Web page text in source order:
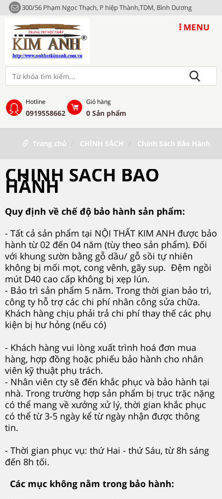
300/56 Phạm Ngọc Thạch, P hiệp Thành,TDM, Bình Dương
MENU
Hotline
0919558662
Giỏ hàng
0 Sản phẩm
Trang chủ CHÍNH SÁCH Chính Sách Bảo Hành
CHÍNH SÁCH BẢO
HÀNH
Quy định về chế độ bảo hành sản phẩm:
- Tất cả sản phẩm tại NỘI THẤT KIM ANH được bảo
hành từ02 đến 04 năm (tùy theo sản phẩm). Đối
với khung sườn bằng gỗ dầu/ gỗ sồi tự nhiên
không bị mối mọt, cong vênh, gãy sụp. Đệm ngồi
mút D40 cao cấp không bị xẹp lún.
- Bảo trì sản phẩm 5 năm. Trong thời gian bảo trì,
công ty hỗ trợ các chi phí nhân công sửa chữa.
Khách hàng chịu phải trả chi phí thay thế các phụ
kiện bị hư hỏng (nếu có)
- Khách hàng vui lòng xuất trình hoá đơn mua
hàng, hợp đồng hoặc phiếu bảo hành cho nhân
viên kỹ thuật phụ trách.
- Nhân viên cty sẽ đến khắc phục và bảo hành tại
nhà. Trong trường hợp sản phẩm bị trục trặc nặng
có thể mang về xưởng xử lý, thời gian khắc phục
có thể từ 3-5 ngày kể từ ngày nhận được thông
tin.
- Thời gian phục vụ: thứ Hai - thứ Sáu, từ 8h sáng
đến 8h tối.
Các mục không nằm trong bảo hành: